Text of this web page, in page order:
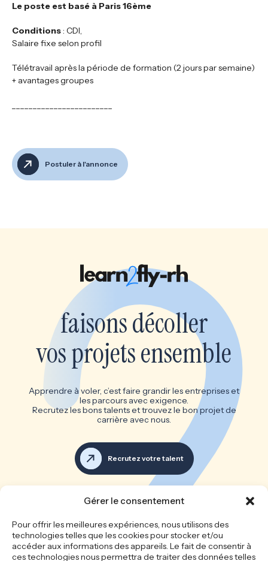
Gérer le consentement
Pour offrir les meilleures expériences, nous utilisons des
technologies telles que les cookies pour stocker et/ou
accéder aux informations des appareils. Le fait de consentir à
ces technologies nous permettra de traiter des données telles
Le poste est basé à Paris 16ème
Conditions: CDI,
Salaire fixe selon profil
Télétravail après la période de formation (2 jours par semaine)
+ avantages groupes
Postuler à l'annonce
faisons décoller
vos projets ensemble
Apprendre à voler, c’est faire grandir les entreprises et
les parcours avec exigence.
Recrutez les bons talents et trouvez le bon projet de
carrière avec nous.
Recrutez votre talent
Les bonnes équipes font les
grandes entreprises